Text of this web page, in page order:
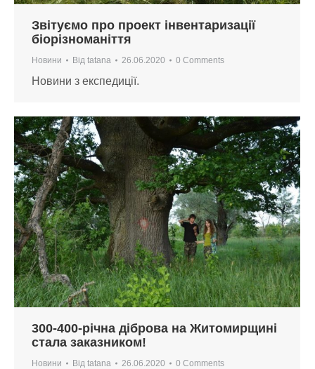
Звітуємо про проект інвентаризації
біорізноманіття
Новини Від tatana 26.06.2020 0 Comments
Новини з експедиції.
300-400-річна діброва на Житомирщині
стала заказником!
Новини Від tatana 26.06.2020 0 Comments